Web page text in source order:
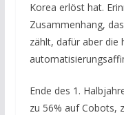
Korea erlöst hat.
Zusammenhang,
zählt, dafür aber die
Ende des 1.
zu 56% auf Cobots,